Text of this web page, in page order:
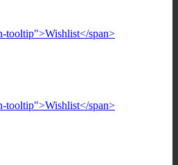
tooltip">Wishlist</span>
tooltip">Wishlist</span>